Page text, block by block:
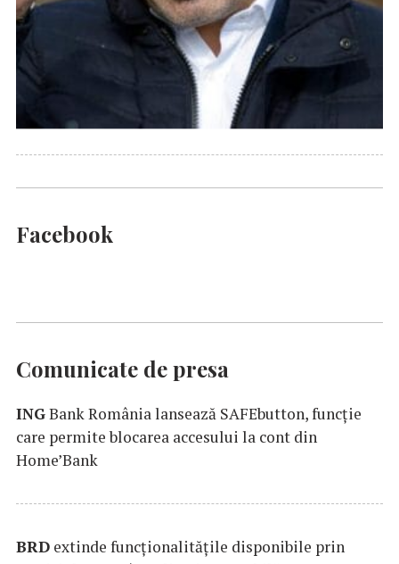
Facebook
Comunicate de presa
INGBank România lansează SAFEbutton, funcţie
care permite blocarea accesului la cont din
Home’Bank
BRD extinde funcţionalităţile disponibile prin